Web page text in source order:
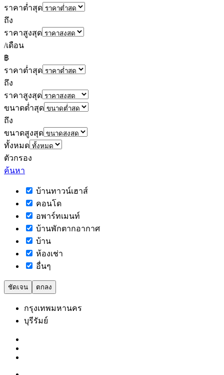
ราคาต่ำสุด
ถึง
ราคาสูงสุด
/เดือน
฿
ราคาต่ำสุด
ถึง
ราคาสูงสุด
ขนาดต่ำสุด
ถึง
ขนาดสูงสุด
ทั้งหมด
ตัวกรอง
ค้นหา
บ้านทาวน์เฮาส์
คอนโด
อพาร์ทเมนท์
บ้านพักตากอากาศ
บ้าน
ห้องเช่า
อื่นๆ
ชัดเจน ตกลง
กรุงเทพมหานคร
บุรีรัมย์